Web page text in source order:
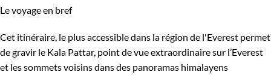
Le voyage en bref
Cet itinéraire, le plus accessible dans la région de l'Everest permet
de gravir le Kala Pattar, point de vue extraordinaire sur l’Everest
et les sommets voisins dans des panoramas himalayens